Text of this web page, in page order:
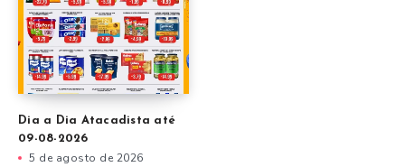
Dia a Dia Atacadista até
09-08-2026
5 de agosto de 2026